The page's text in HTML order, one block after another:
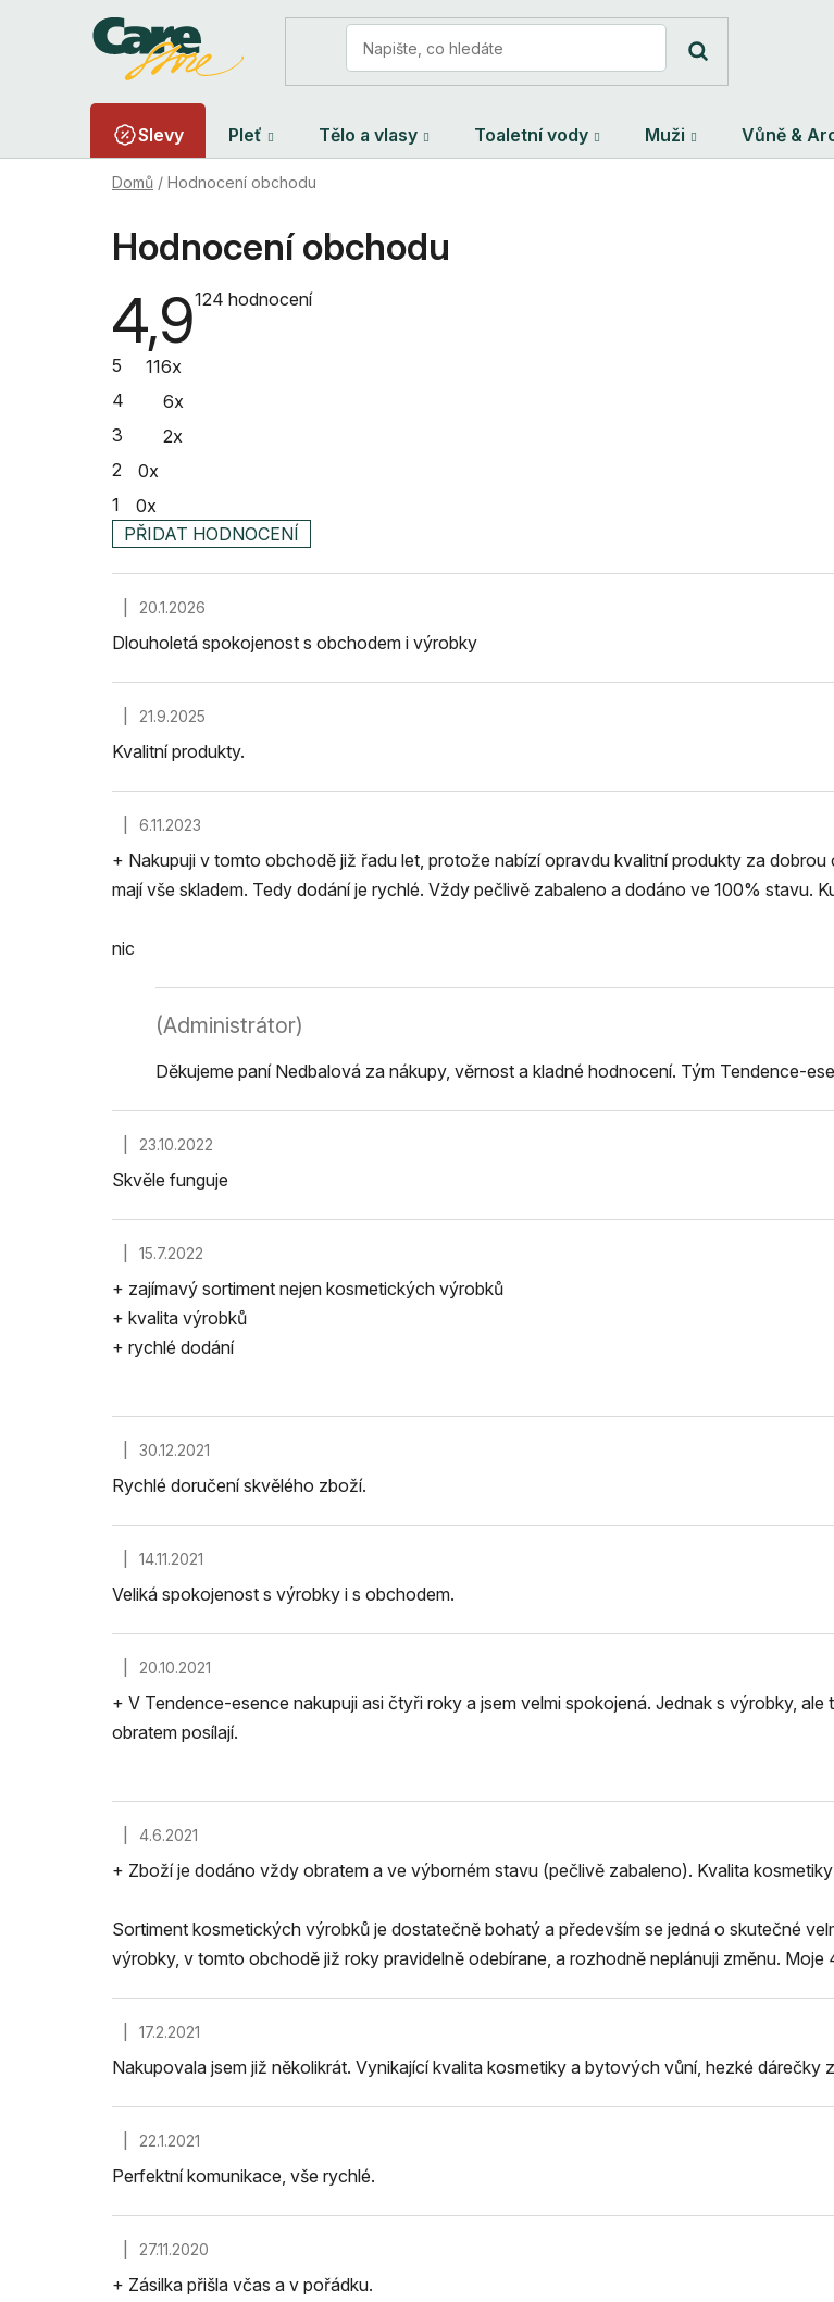
Slevy Pleť Tělo a vlasy Toaletní vody Muži Vůně &
Domů / Hodnocení obchodu
Hodnocení obchodu
4,9Průměrné
124 hodnocení
5
116x
4
6x
3
2x
2
0x
1
0x
PŘIDAT HODNOCENÍ
ý
p
i
s
h
o
d
n
o
c
e
n
Hodnocení obchodu je 5 z 5 hvězdiček.
20.1.2026
Dlouholetá spokojenost s obchodem i výrobky
Hodnocení obchodu je 5 z 5 hvězdiček.
21.9.2025
Kvalitní produkty.
Hodnocení obchodu je 5 z 5 hvězdiček.
6.11.2023
+ Nakupuji v tomto obchodě již řadu let, protože nabízí opravdu kvalitní produkty za
mají vše skladem. Tedy dodání je rychlé. Vždy pečlivě zabaleno a dodáno ve 100% stavu.
nic
(Administrátor)
Děkujeme paní Nedbalová za nákupy, věrnost a kladné hodnocení. Tým Tendence-
Hodnocení obchodu je 5 z 5 hvězdiček.
23.10.2022
Skvěle funguje
Hodnocení obchodu je 5 z 5 hvězdiček.
15.7.2022
+ zajímavý sortiment nejen kosmetických výrobků
+ kvalita výrobků
+ rychlé dodání
Hodnocení obchodu je 5 z 5 hvězdiček.
30.12.2021
Rychlé doručení skvělého zboží.
Hodnocení obchodu je 5 z 5 hvězdiček.
14.11.2021
Veliká spokojenost s výrobky i s obchodem.
Hodnocení obchodu je 5 z 5 hvězdiček.
20.10.2021
+ V Tendence-esence nakupuji asi čtyři roky a jsem velmi spokojená. Jednak s výrobky,
obratem posílají.
Hodnocení obchodu je 5 z 5 hvězdiček.
4.6.2021
+ Zboží je dodáno vždy obratem a ve výborném stavu (pečlivě zabaleno). Kvalita
Sortiment kosmetických výrobků je dostatečně bohatý a především se jedná o skutečné
výrobky, v tomto obchodě již roky pravidelně odebírane, a rozhodně neplánuji změnu.
Hodnocení obchodu je 5 z 5 hvězdiček.
17.2.2021
Nakupovala jsem již několikrát. Vynikající kvalita kosmetiky a bytových vůní, hezké dárečky
Hodnocení obchodu je 5 z 5 hvězdiček.
22.1.2021
Perfektní komunikace, vše rychlé.
Hodnocení obchodu je 4 z 5 hvězdiček.
27.11.2020
+ Zásilka přišla včas a v pořádku.